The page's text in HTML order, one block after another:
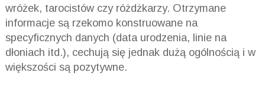
wróżek, tarocistów czy różdżkarzy. Otrzymane
informacje są rzekomo konstruowane na
specyficznych danych (data urodzenia, linie na
dłoniach itd.), cechują się jednak dużą ogólnością i w
większości są pozytywne.